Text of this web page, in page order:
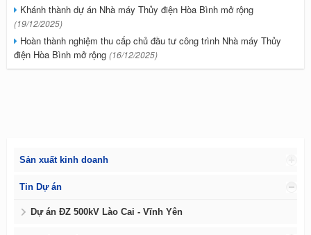
Khánh thành dự án Nhà máy Thủy điện Hòa Bình mở rộng
(19/12/2025)
Hoàn thành nghiệm thu cấp chủ đầu tư công trình Nhà máy Thủy
điện Hòa Bình mở rộng (16/12/2025)
Sản xuất kinh doanh
Tin Dự án
Dự án ĐZ 500kV Lào Cai - Vĩnh Yên